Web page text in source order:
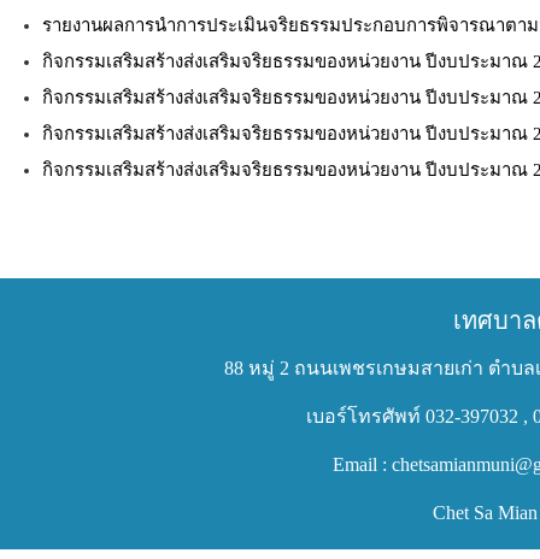
รายงานผลการนำการประเมินจริยธรรมประกอบการพิจารณาต
กิจกรรมเสริมสร้างส่งเสริมจริยธรรมของหน่วยงาน ปีงบประมาณ
กิจกรรมเสริมสร้างส่งเสริมจริยธรรมของหน่วยงาน ปีงบประมาณ
กิจกรรมเสริมสร้างส่งเสริมจริยธรรมของหน่วยงาน ปีงบประมาณ
กิจกรรมเสริมสร้างส่งเสริมจริยธรรมของหน่วยงาน ปีงบประมาณ
เทศบา
88 หมู่ 2 ถนนเพชรเกษมสายเก่า ตำบ
เบอร์โทรศัพท์ 032-397032 ,
Email :
Chet Sa